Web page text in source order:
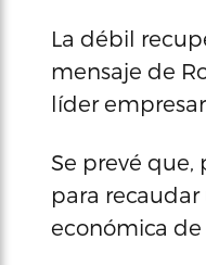
La débil
mensaje de
líder
Se prevé que,
para
económica